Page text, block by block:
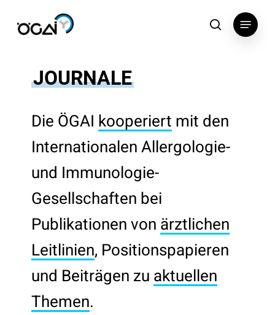
search
Menu
JOURNALE
Die ÖGAI kooperiert mit den
Internationalen Allergologie-
und Immunologie-
Gesellschaften bei
Publikationen von ärztlichen
Leitlinien, Positionspapieren
und Beiträgen zu aktuellen
Themen.